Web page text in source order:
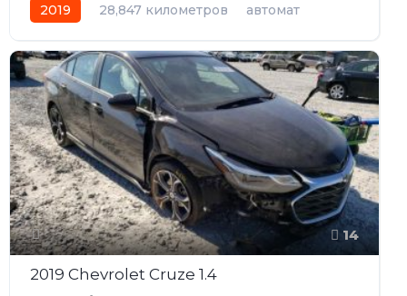
2019 28,847 километров
автомат
14
2019 Chevrolet Cruze 1.4